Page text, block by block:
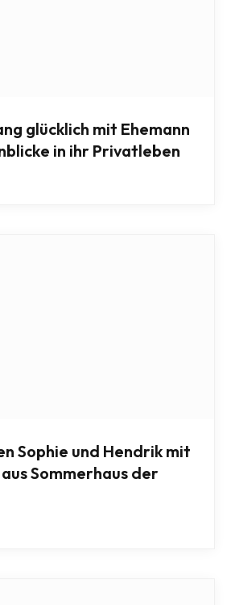
glücklich mit Ehemann
in ihr Privatleben
Sophie und Hendrik mit
Sommerhaus der